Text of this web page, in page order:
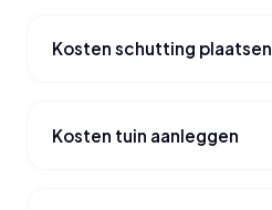
Kosten schutting plaatsen
Kosten tuin aanleggen